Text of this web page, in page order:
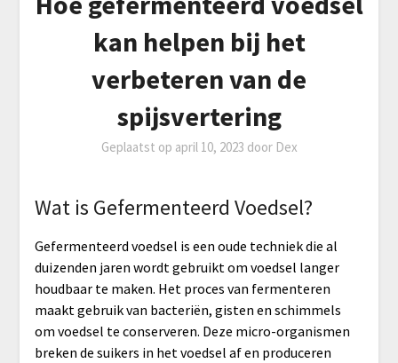
kan helpen bij het
verbeteren van de
spijsvertering
Geplaatst op april 10, 2023 door Dex
Wat is Gefermenteerd Voedsel?
Gefermenteerd voedsel is een oude techniek die al
duizenden jaren wordt gebruikt om voedsel langer
houdbaar te maken. Het proces van fermenteren
maakt gebruik van bacteriën, gisten en schimmels
om voedsel te conserveren. Deze micro-organismen
breken de suikers in het voedsel af en produceren